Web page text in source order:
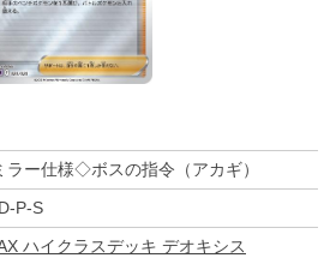
ラー仕様◇ボスの指令（アカギ）
P-S
ハイクラスデッキ デオキシス